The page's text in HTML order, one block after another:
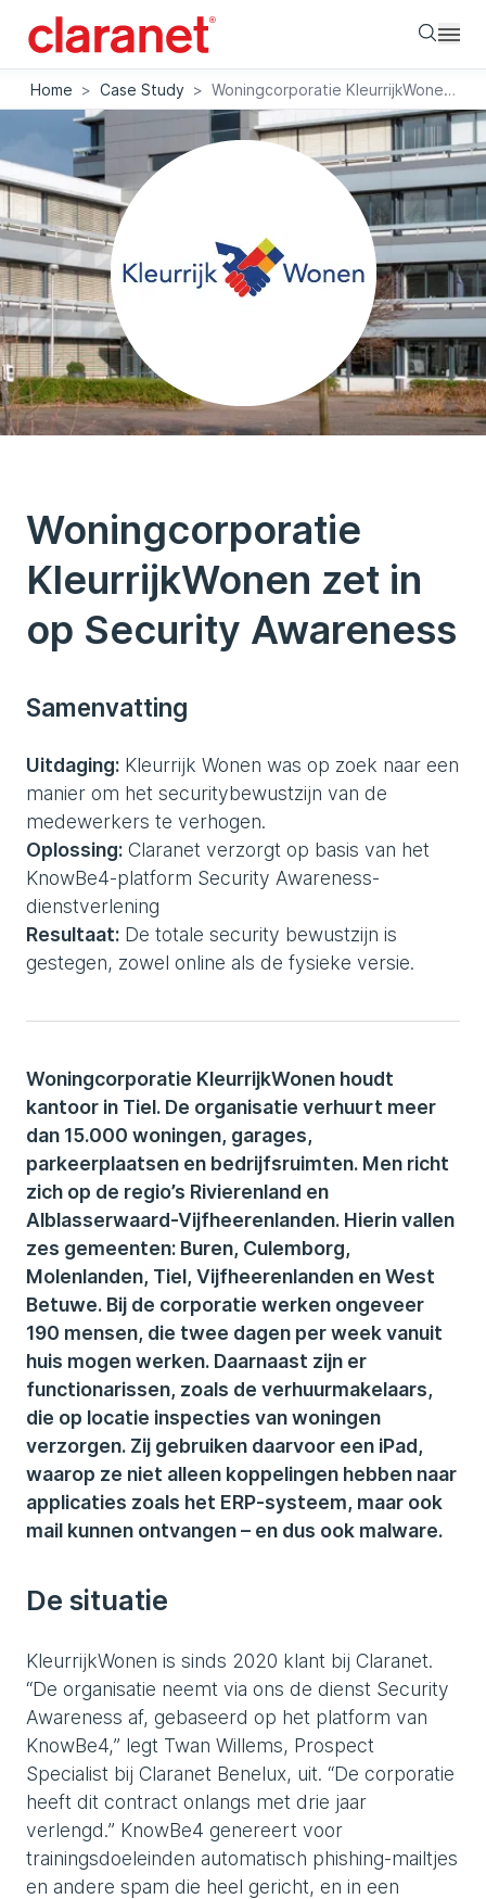
Home > Case Study > Woningcorporatie KleurrijkWonen zet in op Security Awareness
Woningcorporatie
KleurrijkWonen zet in
op Security Awareness
Samenvatting
Uitdaging: Kleurrijk Wonen was op zoek naar een
manier om het securitybewustzijn van de
medewerkers te verhogen.
Oplossing: Claranet verzorgt op basis van het
KnowBe4-platform Security Awareness-
dienstverlening
Resultaat: De totale security bewustzijn is
gestegen, zowel online als de fysieke versie.
Woningcorporatie KleurrijkWonen houdt
kantoor in Tiel. De organisatie verhuurt meer
dan 15.000 woningen, garages,
parkeerplaatsen en bedrijfsruimten. Men richt
zich op de regio’s Rivierenland en
Alblasserwaard-Vijfheerenlanden. Hierin vallen
zes gemeenten: Buren, Culemborg,
Molenlanden, Tiel, Vijfheerenlanden en West
Betuwe. Bij de corporatie werken ongeveer
190 mensen, die twee dagen per week vanuit
huis mogen werken. Daarnaast zijn er
functionarissen, zoals de verhuurmakelaars,
die op locatie inspecties van woningen
verzorgen. Zij gebruiken daarvoor een iPad,
waarop ze niet alleen koppelingen hebben naar
applicaties zoals het ERP-systeem, maar ook
mail kunnen ontvangen – en dus ook malware.
De situatie
KleurrijkWonen is sinds 2020 klant bij Claranet.
“De organisatie neemt via ons de dienst Security
Awareness af, gebaseerd op het platform van
KnowBe4,” legt Twan Willems, Prospect
Specialist bij Claranet Benelux, uit. “De corporatie
heeft dit contract onlangs met drie jaar
verlengd.” KnowBe4 genereert voor
trainingsdoeleinden automatisch phishing-mailtjes
en andere spam die heel gericht, en in een